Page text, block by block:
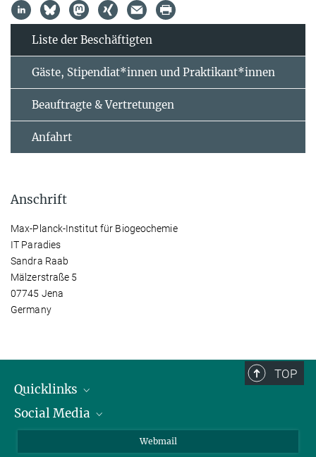
Liste der Beschäftigten
Gäste, Stipendiat*innen und Praktikant*innen
Beauftragte & Vertretungen
Anfahrt
Anschrift
Max-Planck-Institut für Biogeochemie
IT Paradies
Sandra Raab
Mälzerstraße 5
07745 Jena
Germany
TOP
Quicklinks
IMPRS Graduiertenschule
Social Media
Webmail